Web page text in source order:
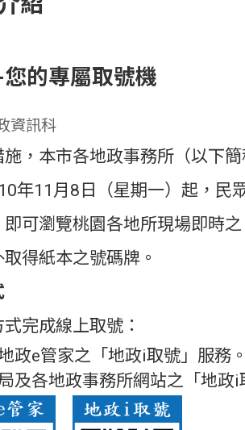
的專屬取號機
資訊科
，本市各地政事務所（以下
年11月8日（星期一）起，民
可瀏覽桃園各地所現場即時
得紙本之號碼牌。
完成線上取號：
政e管家之「地政i取號」服務。
及各地政事務所網站之「地政i